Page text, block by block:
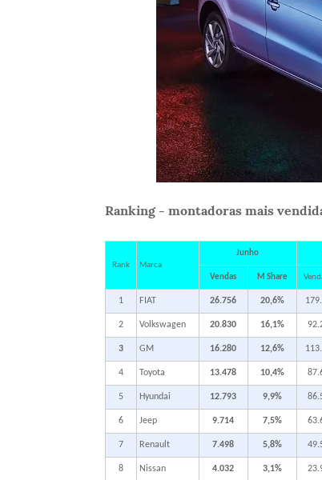
Ranking - montadoras mais
Rank Marca
Junho
Vendas M Share
1 FIAT 26.756 20,6%
2 Volkswagen 20.830 16,1%
3 GM 16.280 12,6%
4 Toyota 13.478 10,4%
5 Hyundai 12.793 9,9%
6 Jeep 9.714 7,5%
7 Renault 7.498 5,8%
8 Nissan 4.032 3,1%